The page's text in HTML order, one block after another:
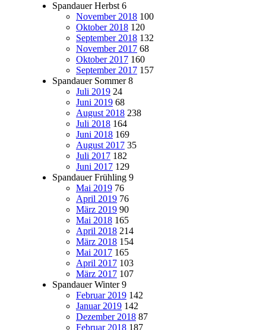
Spandauer Herbst 6
November 2018 100
Oktober 2018 120
September 2018 132
November 2017 68
Oktober 2017 160
September 2017 157
Spandauer Sommer8
Juli 2019 24
Juni 2019 68
August 2018 238
Juli 2018 164
Juni 2018 169
August 2017 35
Juli 2017 182
Juni 2017 129
Spandauer Frühling 9
Mai 2019 76
April 2019 76
März 2019 90
Mai 2018 165
April 2018 214
März 2018 154
Mai 2017 165
April 2017 103
März 2017 107
Spandauer Winter9
Februar 2019 142
Januar 2019 142
Dezember 2018 87
Februar 2018 187